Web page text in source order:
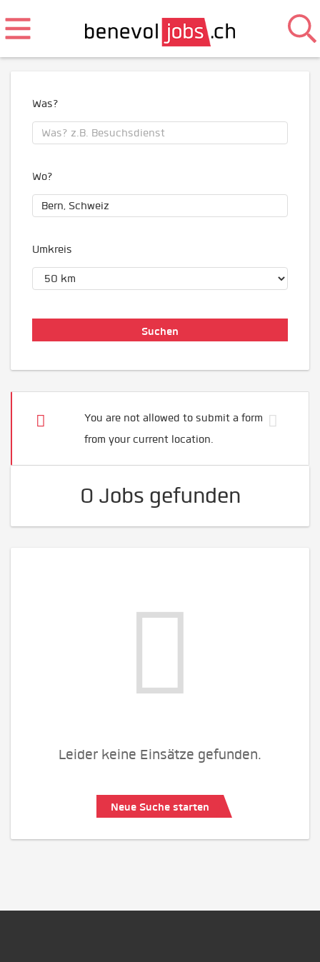
Was?
Wo?
Umkreis
You are not allowed to submit a form
from your current location.
0 Jobs gefunden
Leider keine Einsätze gefunden.
Neue Suche starten